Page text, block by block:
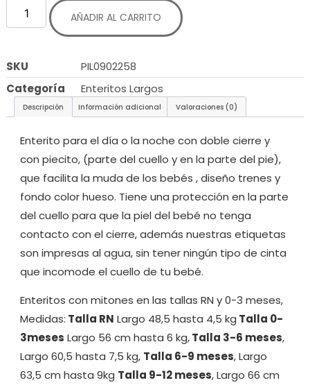
AÑADIR AL CARRITO
SKU
PIL0902258
Categoría
Enteritos Largos
Descripción Información adicional Valoraciones (0)
Enterito para el día o la noche con doble cierre y
con piecito, (parte del cuello y en la parte del pie),
que facilita la muda de los bebés , diseño trenes y
fondo color hueso. Tiene una protección en la parte
del cuello para que la piel del bebé no tenga
contacto con el cierre, además nuestras etiquetas
son impresas al agua, sin tener ningún tipo de cinta
que incomode el cuello de tu bebé.
Enteritos con mitones en las tallas RN y 0-3 meses,
Medidas: Talla RN Largo 48,5 hasta 4,5 kg Talla 0-
3meses Largo 56 cm hasta 6 kg,Talla 3-6 meses,
Largo 60,5 hasta 7,5 kg, Talla 6-9 meses, Largo
63,5 cm hasta 9kg Talla 9-12 meses, Largo 66 cm